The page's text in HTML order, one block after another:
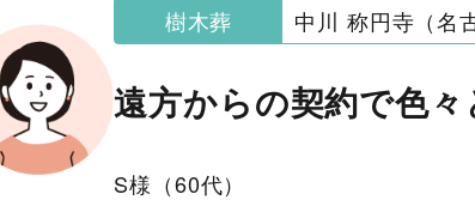
樹木葬 中川 称円寺（名
遠方からの契約で色々
S様（60代）